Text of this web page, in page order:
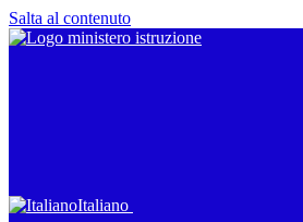
Salta al contenuto
Italiano